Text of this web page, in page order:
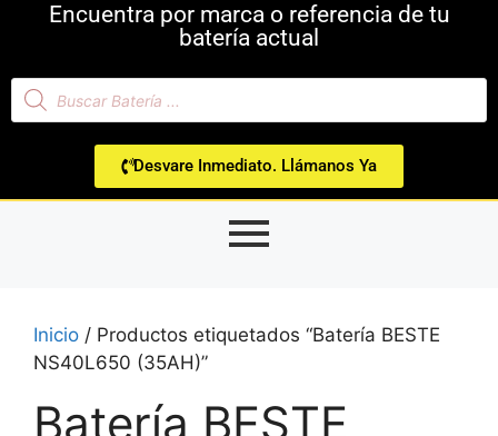
Encuentra por marca o referencia de tu
batería actual
Desvare Inmediato. Llámanos Ya
Inicio / Productos etiquetados “Batería BESTE
NS40L650 (35AH)”
Batería BESTE